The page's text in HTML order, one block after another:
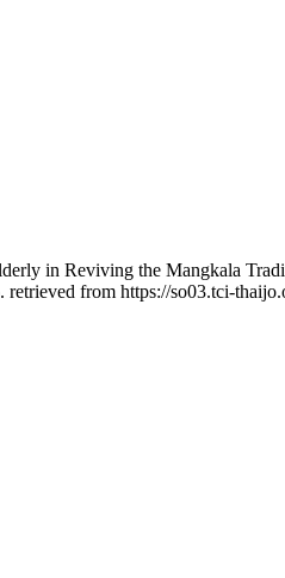
in Reviving the Mangkala
retrieved from https://so03.tci-